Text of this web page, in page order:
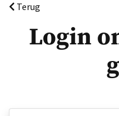
Terug
Login